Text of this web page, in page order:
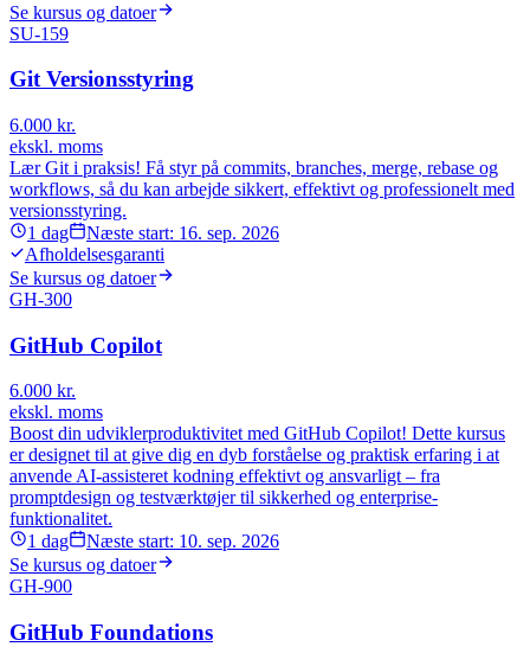
Se kursus og datoer
SU-159
Git Versionsstyring
6.000 kr.
ekskl. moms
Lær Git i praksis! Få styr på commits, branches, merge, rebase og
workflows, så du kan arbejde sikkert, effektivt og professionelt med
versionsstyring.
1 dag Næste start: 16. sep. 2026
Afholdelsesgaranti
Se kursus og datoer
GH-300
GitHub Copilot
6.000 kr.
ekskl. moms
Boost din udviklerproduktivitet med GitHub Copilot! Dette kursus
er designet til at give dig en dyb forståelse og praktisk erfaring i at
anvende AI-assisteret kodning effektivt og ansvarligt – fra
promptdesign og testværktøjer til sikkerhed og enterprise-
funktionalitet.
1 dag Næste start: 10. sep. 2026
Se kursus og datoer
GH-900
GitHub Foundations